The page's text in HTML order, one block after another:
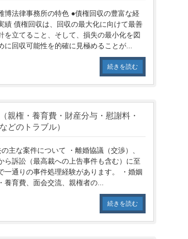
博法律事務所の特色 ●債権回収の豊富な経
績 債権回収は、回収の最大化に向けて最善
を立てること、そして、損失の最小化を図
に回収可能性を的確に見極めることが...
続きを読む
親権・養育費・財産分与・慰謝料・
どのトラブル）
主な案件について ・離婚協議（交渉）、
ら訴訟（最高裁への上告事件も含む）に至
一通りの事件処理経験があります。 ・婚姻
養育費、面会交流、親権者の...
続きを読む